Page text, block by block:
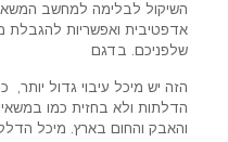
השיקול לבלימה למחשב
אדפטיבית ואפשריות להגבלת
שלפניכם. בדגם
הזה יש מיכל עיבוי גדול יותר,
הדלתות ולא בחזית כמו
והאבק והחום בארץ. מיכל הדלק ברכב